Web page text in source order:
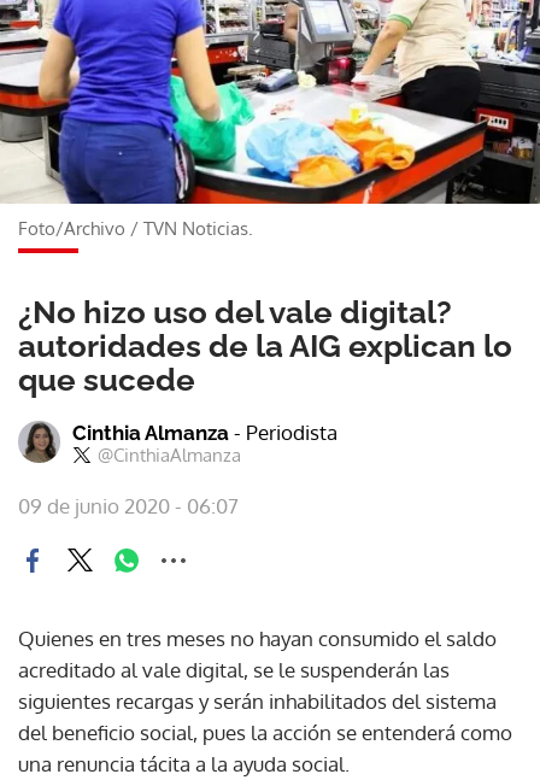
¿No hizo uso del vale digital?
autoridades de la AIG explican lo
que sucede
Foto/Archivo / TVN Noticias.
Cinthia Almanza - Periodista
@CinthiaAlmanza
09 de junio 2020 - 06:07
Quienes en tres meses no hayan consumido el saldo
acreditado al vale digital, se le suspenderán las
siguientes recargas y serán inhabilitados del sistema
del beneficio social, pues la acción se entenderá como
una renuncia tácita a la ayuda social.